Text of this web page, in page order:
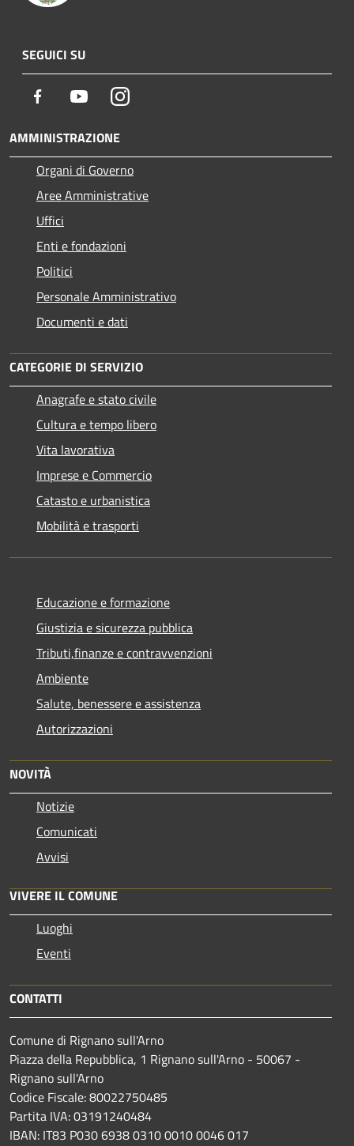
SEGUICI SU
Facebook YoutubeInstagram
AMMINISTRAZIONE
Organi di Governo
Aree Amministrative
Uffici
Enti e fondazioni
Politici
Personale Amministrativo
Documenti e dati
CATEGORIE DI SERVIZIO
Anagrafe e stato civile
Cultura e tempo libero
Vita lavorativa
Imprese e Commercio
Catasto e urbanistica
Mobilità e trasporti
Educazione e formazione
Giustizia e sicurezza pubblica
Tributi,finanze e contravvenzioni
Ambiente
Salute, benessere e assistenza
Autorizzazioni
NOVITÀ
Notizie
Comunicati
Avvisi
VIVERE IL COMUNE
Luoghi
Eventi
CONTATTI
Comune di Rignano sull'Arno
Piazza della Repubblica, 1 Rignano sull'Arno - 50067 -
Rignano sull'Arno
Codice Fiscale: 80022750485
Partita IVA: 03191240484
IBAN: IT83 P030 6938 0310 0010 0046 017